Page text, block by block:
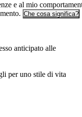
e al mio
Che cosa significa?
anticipato alle
per uno stile di vita